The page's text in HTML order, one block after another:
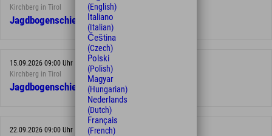
Kirchberg in Tirol
Jagdbogenschießen
15.09.2026 09:00 Uhr
Kirchberg in Tirol
Jagdbogenschießen
22.09.2026 09:00 Uhr
(English)
Italiano
(Italian)
Čeština
(Czech)
Polski
(Polish)
Magyar
(Hungarian)
Nederlands
(Dutch)
Français
(French)